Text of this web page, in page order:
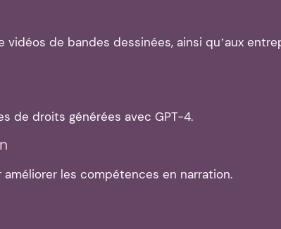
de bandes dessinées, ainsi qu’aux
de droits générées avec GPT-4.
les compétences en narration.